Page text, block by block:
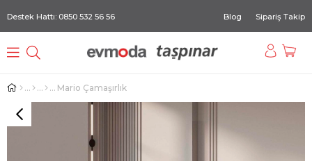
Destek Hattı: 0850 532 56 56 Blog Sipariş Takip
Mario Çamaşırlık